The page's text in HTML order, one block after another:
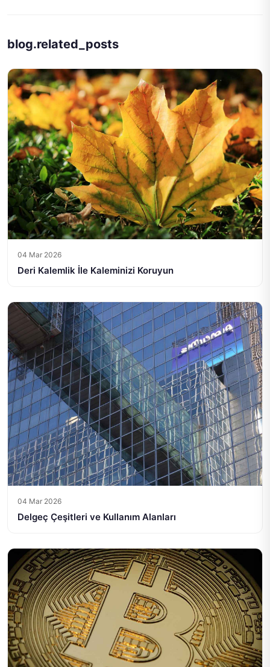
blog.related_posts
04 Mar 2026
Deri Kalemlik İle Kaleminizi Koruyun
04 Mar 2026
Delgeç Çeşitleri ve Kullanım Alanları